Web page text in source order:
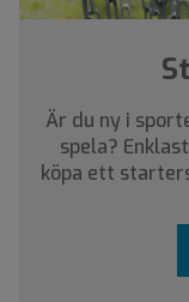
Är du ny i
spela?
köpa ett